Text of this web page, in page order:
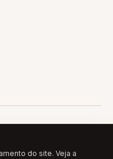
do site. Veja a